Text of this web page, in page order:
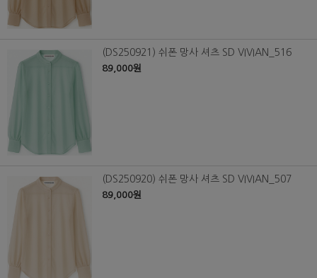
(DS250921) 쉬폰 망사 셔츠 SD VIVIAN_516
89,000원
(DS250920) 쉬폰 망사 셔츠 SD VIVIAN_507
89,000원